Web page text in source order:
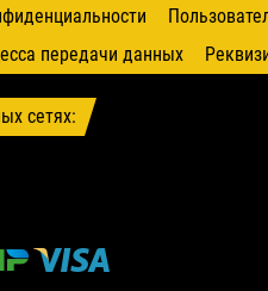
передачи данных
сетях: